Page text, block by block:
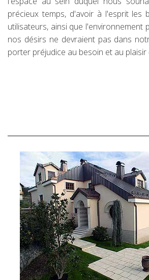
précieux temps, d'avoir à l'esprit les
utilisateurs, ainsi que l'environnement
nos désirs ne devraient pas dans
porter préjudice au besoin et au plaisir